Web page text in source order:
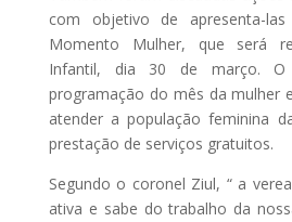
com objetivo de apresenta-
Momento Mulher, que será
Infantil, dia 30 de março.
programação do mês da mulher
atender a população feminina
prestação de serviços gratuitos.
Segundo o coronel Ziul, “ a
ativa e sabe do trabalho da